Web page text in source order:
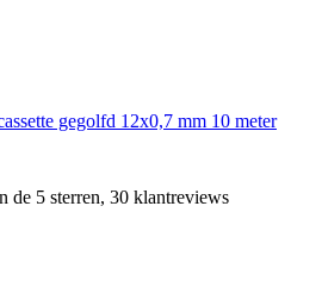
gegolfd 12x0,7 mm 10 meter
de 5 sterren, 30 klantreviews